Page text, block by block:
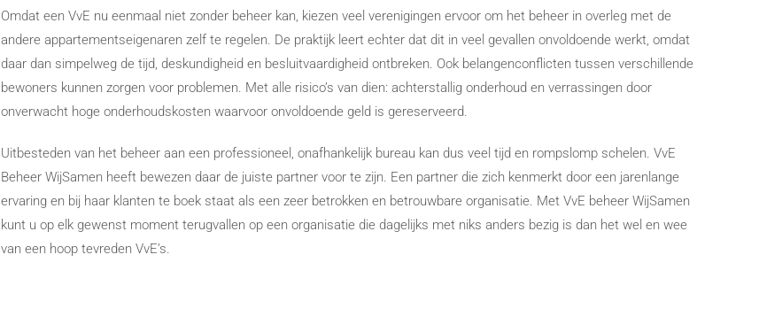
Omdat een VvE nu eenmaal niet zonder beheer kan, kiezen veel verenigingen ervoor om het beheer in overleg met de
andere appartementseigenaren zelf te regelen. De praktijk leert echter dat dit in veel gevallen onvoldoende werkt, omdat
daar dan simpelweg de tijd, deskundigheid en besluitvaardigheid ontbreken. Ook belangenconflicten tussen verschillende
bewoners kunnen zorgen voor problemen. Met alle risico’s van dien: achterstallig onderhoud en verrassingen door
onverwacht hoge onderhoudskosten waarvoor onvoldoende geld is gereserveerd.
Uitbesteden van het beheer aan een professioneel, onafhankelijk bureau kan dus veel tijd en rompslomp schelen. VvE
Beheer WijSamen heeft bewezen daar de juiste partner voor te zijn. Een partner die zich kenmerkt door een jarenlange
ervaring en bij haar klanten te boek staat als een zeer betrokken en betrouwbare organisatie. Met VvE beheer WijSamen
kunt u op elk gewenst moment terugvallen op een organisatie die dagelijks met niks anders bezig is dan het wel en wee
van een hoop tevreden VvE’s.